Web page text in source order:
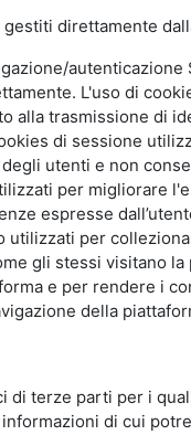
direttamente
L'uso di
alla trasmissione di
di sessione
utenti e non
per migliorare
espresse
per
gli stessi visitano
e per rendere i
della
di terze parti per i
di cui